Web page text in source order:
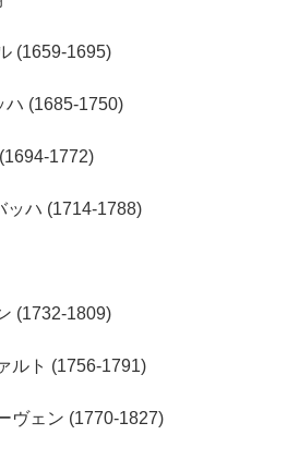
(1659-1695)
ハ (1685-1750)
1772)
ッハ (1714-1788)
(1732-1809)
ルト (1756-1791)
ヴェン (1770-1827)